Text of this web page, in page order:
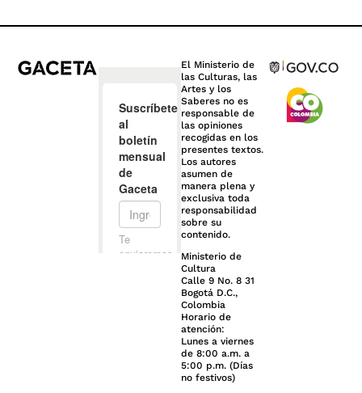
El Ministerio de
las Culturas, las
Artes y los
Saberes no es
responsable de
las opiniones
recogidas en los
presentes textos.
Los autores
asumen de
manera plena y
exclusiva toda
responsabilidad
sobre su
contenido.
Ministerio de
Cultura
Calle 9 No. 8 31
Bogotá D.C.,
Colombia
Horario de
atención:
Lunes a viernes
de 8:00 a.m. a
5:00 p.m. (Días
no festivos)